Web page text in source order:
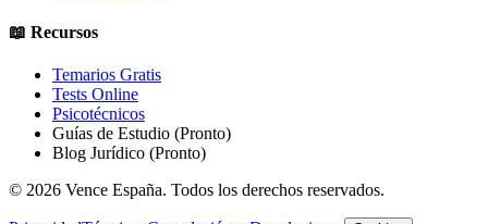
📖 Recursos
Temarios Gratis
Tests Online
Psicotécnicos
Guías de Estudio (Pronto)
Blog Jurídico (Pronto)
© 2026 Vence España. Todos los derechos reservados.